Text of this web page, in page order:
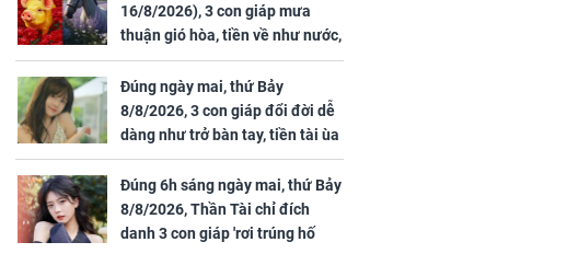
Danh tính đối tượng
nữ ở giữa chợ ở
TP.HCM
16/8/2026), 3 con giáp mưa
thuận gió hòa, tiền về như nước,
bạc vàng dư dả, Phú Quý Vinh
Hoa, vận trình khai sáng
Đúng ngày mai, thứ Bảy
8/8/2026, 3 con giáp đổi đời dễ
dàng như trở bàn tay, tiền tài ùa
tới, ngồi không lộc cũng đến,
phú quý theo tới già
Đúng 6h sáng ngày mai, thứ Bảy
8/8/2026, Thần Tài chỉ đích
danh 3 con giáp 'rơi trúng hố